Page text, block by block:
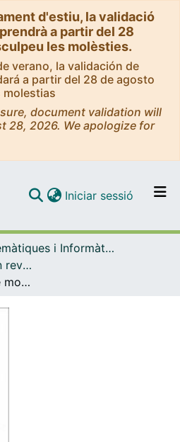
d'estiu, la validació
a partir del 28
les molèsties.
verano, la validación de
a partir del 28 de agosto
molestias
document validation will
28, 2026. We apologize for
Navega per tot el DD
Iniciar sessió (current)
Matemàtiques i Informàtica
Articles publicats en revistes (Matemàtiques i Informàtica)
Low-cost predictive models of dementia risk using machine learning and exposome predictors